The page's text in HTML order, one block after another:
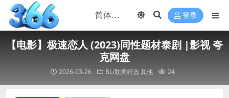
登录
【电影】极速恋人 (2023)同性题材泰剧 |影视 夸
克网盘
2026-03-26 BL/耽美精选 其他 24